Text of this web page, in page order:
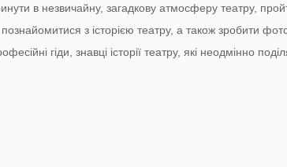
в незвичайну, загадкову атмосферу театру,
з історією театру, а також зробити
гіди, знавці історії театру, які неодмінно